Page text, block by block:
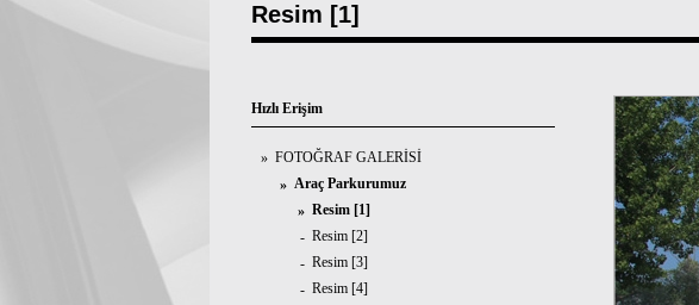
Resim [1]
Hızlı Erişim
» FOTOĞRAF GALERİSİ
» Araç Parkurumuz
» Resim [1]
- Resim [2]
- Resim [3]
- Resim [4]